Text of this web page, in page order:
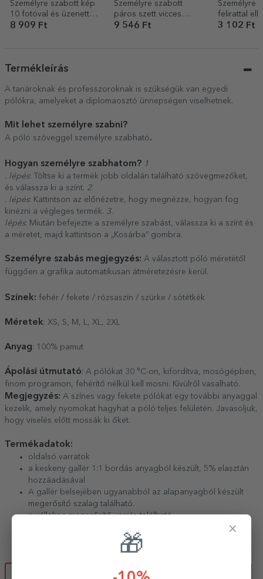
Személyre szabott kép
10 fotóval és üzenettel
– Friends
8 909 Ft
Személyre szabott
páros szett vicces
felirattal – Bacon and
9 546 Ft
Személyre
felirattal
3 102 Ft
Termékleírás
A tanároknak és professzoroknak is szükségük van egyedi
pólókra, amelyeket a diplomaosztó ünnepségen viselhetnek.
Mit lehet személyre szabni?
A póló szöveggel személyre szabható.
Hogyan személyre szabhatom? 1
. lépés: Töltse ki a termék jobb oldalán található szövegmezőket,
és válassza ki a színt. 2
. lépés: Kattintson az előnézetre, hogy megnézze, hogyan fog
kinézni a végleges termék. 3.
lépés: Miután befejezte a személyre szabást, válassza ki a színt és
a méretet, majd kattintson a „Kosárba” gombra.
Személyre szabás megjegyzés: A választott póló méretétől
függően a grafika automatikusan átméretezésre kerül.
Színek: fehér / fekete / rózsaszín / szürke / sötétkék
Méretek: XS, S, M, L, XL, 2XL
Anyag: 100% pamut
Ápolási útmutató: A pólókat 30 °C-on, kifordítva, mosógépben,
finom programon, fehérítő nélkül kell mosni. Kívülről vasalható.
Megjegyzés: A színes vagy fekete pólókat egy további anyaggal
kezelik, amely nyomokat hagyhat a póló teljes felületén. Javasoljuk,
hogy viselés előtt mossák ki őket.
Termékadatok:
oldalsó varratok
a keskeny gallér 1:1 bordás anyagból készült, 5% elasztán
hozzáadásával
A gallér belsejében ugyanabból az alapanyagból készült
megerősítő szalag található.
a vállakon megerősítő varrás található
×
🎁